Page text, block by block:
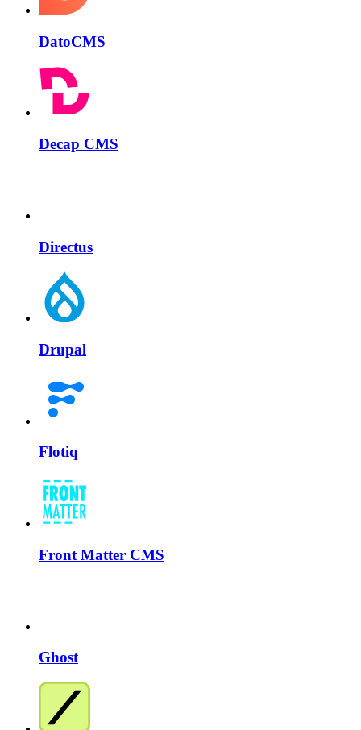
DatoCMS
Decap CMS
Directus
Drupal
Flotiq
Front Matter CMS
Ghost